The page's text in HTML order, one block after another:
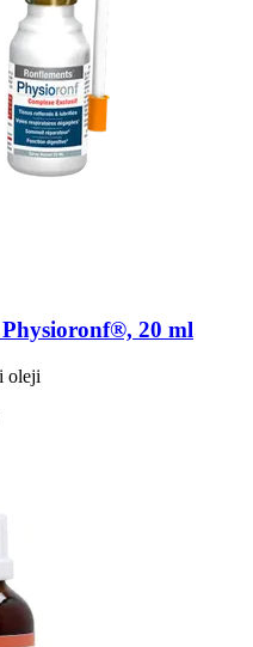
Physioronf®, 20 ml
oleji